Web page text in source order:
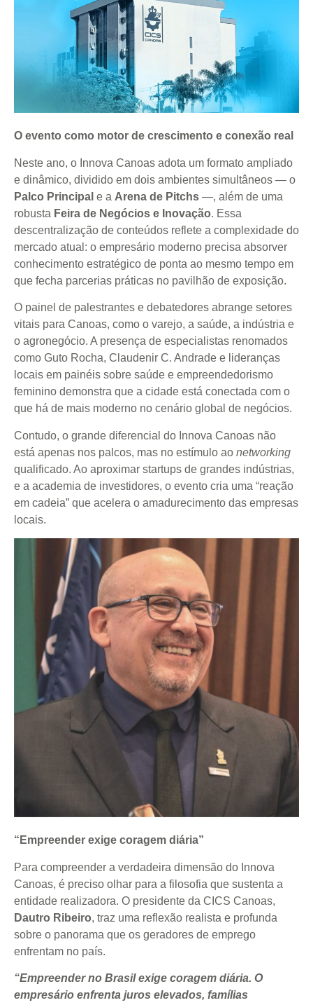
O evento como motor de crescimento e conexão real
Neste ano, o Innova Canoas adota um formato ampliado
e dinâmico, dividido em dois ambientes simultâneos — o
Palco Principal e a Arena de Pitchs —, além de uma
robusta Feira de Negócios e Inovação. Essa
descentralização de conteúdos reflete a complexidade do
mercado atual: o empresário moderno precisa absorver
conhecimento estratégico de ponta ao mesmo tempo em
que fecha parcerias práticas no pavilhão de exposição.
O painel de palestrantes e debatedores abrange setores
vitais para Canoas, como o varejo, a saúde, a indústria e
o agronegócio. A presença de especialistas renomados
como Guto Rocha, Claudenir C. Andrade e lideranças
locais em painéis sobre saúde e empreendedorismo
feminino demonstra que a cidade está conectada com o
que há de mais moderno no cenário global de negócios.
Contudo, o grande diferencial do Innova Canoas não
está apenas nos palcos, mas no estímulo ao networking
qualificado. Ao aproximar startups de grandes indústrias,
e a academia de investidores, o evento cria uma “reação
em cadeia” que acelera o amadurecimento das empresas
locais.
“Empreender exige coragem diária”
Para compreender a verdadeira dimensão do Innova
Canoas, é preciso olhar para a filosofia que sustenta a
entidade realizadora. O presidente da CICS Canoas,
Dautro Ribeiro, traz uma reflexão realista e profunda
sobre o panorama que os geradores de emprego
enfrentam no país.
“Empreender no Brasil exige coragem diária. O
empresário enfrenta juros elevados, famílias